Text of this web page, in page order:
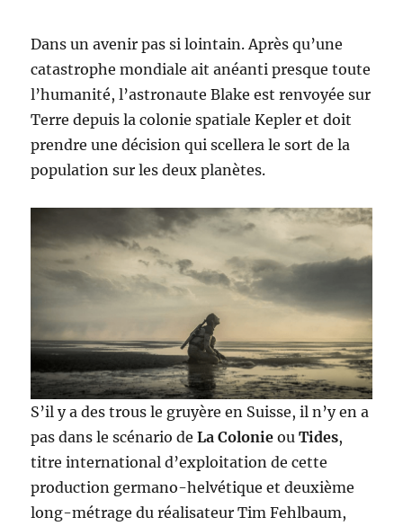
Dans un avenir pas si lointain. Après qu’une
catastrophe mondiale ait anéanti presque toute
l’humanité, l’astronaute Blake est renvoyée sur
Terre depuis la colonie spatiale Kepler et doit
prendre une décision qui scellera le sort de la
population sur les deux planètes.
S’il y a des trous le gruyère en Suisse, il n’y en a
pas dans le scénario deLa Colonie ouTides,
titre international d’exploitation de cette
production germano-helvétique et deuxième
long-métrage du réalisateur Tim Fehlbaum,